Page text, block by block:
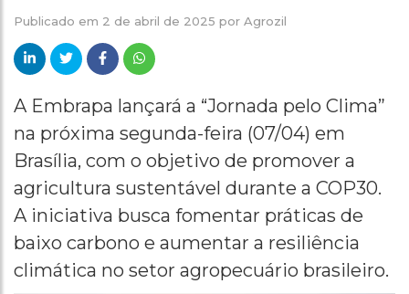
Publicado em 2 de abril de 2025 por Agrozil
A Embrapa lançará a “Jornada pelo Clima”
na próxima segunda-feira (07/04) em
Brasília, com o objetivo de promover a
agricultura sustentável durante a COP30.
A iniciativa busca fomentar práticas de
baixo carbono e aumentar a resiliência
climática no setor agropecuário brasileiro.